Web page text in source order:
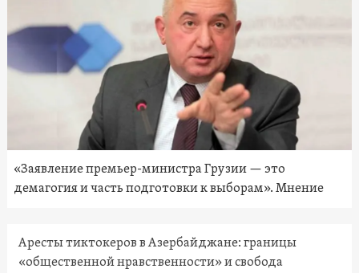
«Заявление премьер-министра Грузии — это
демагогия и часть подготовки к выборам». Мнение
Аресты тиктокеров в Азербайджане: границы
«общественной нравственности» и свобода